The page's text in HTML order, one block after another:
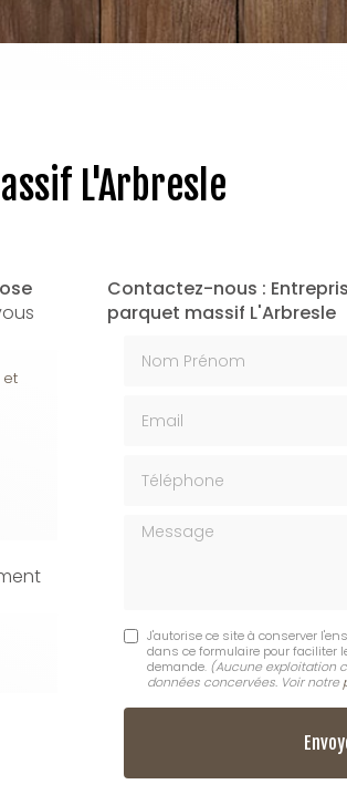
L'Arbresle
et
Contactez-nous :
parquet massif L'Arbresle
Message
J'autorise ce site à conserver
dans ce formulaire pour faciliter
demande. (Aucune exploitation
données concervées. Voir notre